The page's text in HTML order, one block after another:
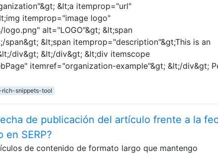
&lt;a itemprop="url"
itemprop="image logo"
alt="LOGO"&gt; &lt;span
span&gt; &lt;span itemprop="description"&gt;This is an
div&gt; &lt;/div&gt; &lt;div itemscope
itemref="organization-example"&gt; &lt;/div&gt;
rich-snippets-tool
de publicación del artículo frente a la
SERP?
de contenido de formato largo que mantengo